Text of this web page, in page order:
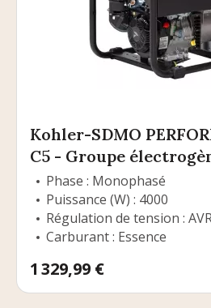
Kohler-SDMO
C5 - Groupe
Phase : Monophasé
Puissance (W) : 4000
Régulation de tension :
Carburant : Essence
Prix
1 329,99 €